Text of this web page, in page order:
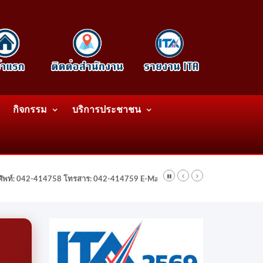
กิจกรรม บริการประชาชน
: 042-414758 โทรสาร: 042-414759 E-Mail: wattatnk@gmail.com